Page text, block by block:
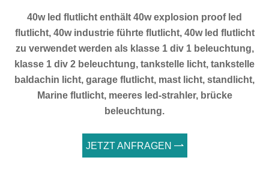
40w led flutlicht enthält 40w explosion proof led
flutlicht, 40w industrie führte flutlicht, 40w led flutlicht
zu verwendet werden als klasse 1 div 1 beleuchtung,
klasse 1 div 2 beleuchtung, tankstelle licht, tankstelle
baldachin licht, garage flutlicht, mast licht, standlicht,
Marine flutlicht, meeres led-strahler, brücke
beleuchtung.
JETZT ANFRAGEN 